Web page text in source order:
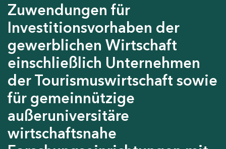
Zuwendungen für
Investitionsvorhaben der
gewerblichen Wirtschaft
einschließlich Unternehmen
der Tourismuswirtschaft sowie
für gemeinnützige
außeruniversitäre
wirtschaftsnahe